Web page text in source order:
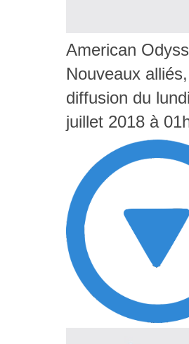
American
Nouveaux alliés,
diffusion du
juillet 2018 à